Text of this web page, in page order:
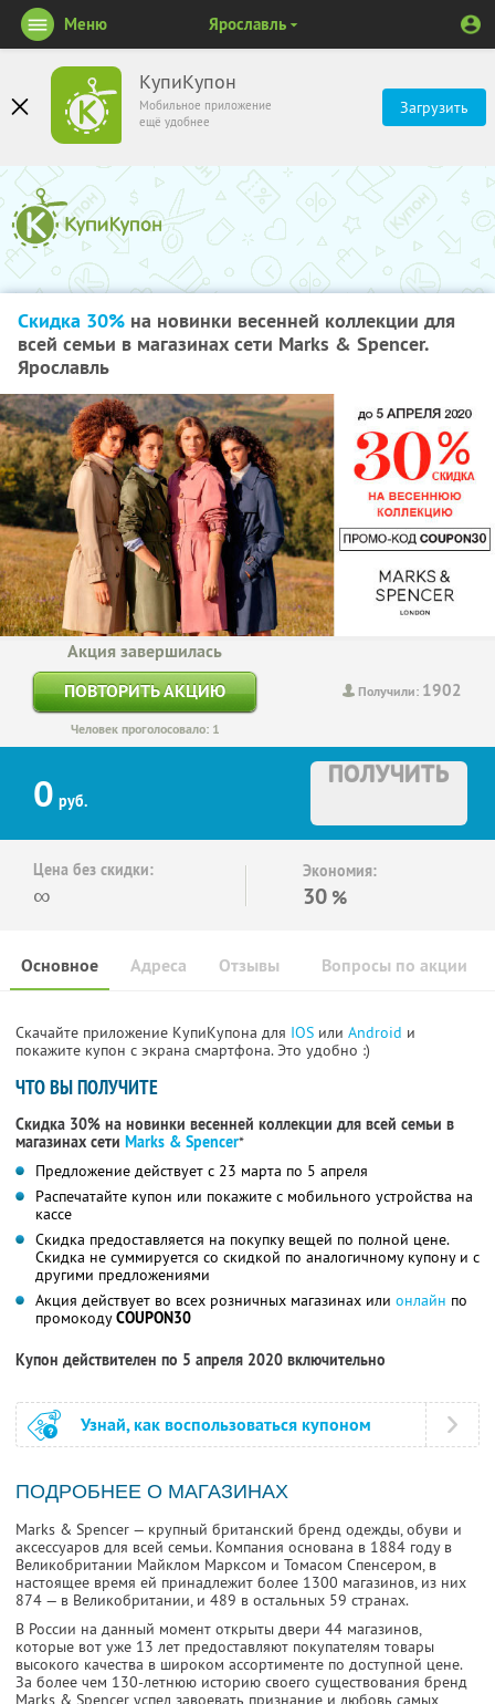
КупиКупон
Мобильное приложение
ещё удобнее
Загрузить
Меню Ярославль
Скидка 30% на новинки весенней коллекции для
всей семьи в магазинах сети Marks & Spencer.
Ярославль
Получили: 1902
Акция завершилась
ПОВТОРИТЬ АКЦИЮ
Человек проголосовало: 1
0 руб.
ПОЛУЧИТЬ
Цена без скидки:
∞
Экономия:
30 %
Основное Отзывы Вопросы по акции
Адреса
Скачайте приложение КупиКупона для IOS или Android и
покажите купон с экрана смартфона. Это удобно :)
ЧТО ВЫ ПОЛУЧИТЕ
Скидка 30% на новинки весенней коллекции для всей семьи в
магазинах сети Marks & Spencer*
Предложение действует с 23 марта по 5 апреля
Распечатайте купон или покажите с мобильного устройства на
кассе
Скидка предоставляется на покупку вещей по полной цене.
Скидка не суммируется со скидкой по аналогичному купону и с
другими предложениями
Акция действует во всех розничных магазинах или онлайн по
промокодуCOUPON30
Купон действителен по 5 апреля 2020 включительно
Узнай, как воспользоваться купоном
ПОДРОБНЕЕ О МАГАЗИНАХ
Marks & Spencer — крупный британский бренд одежды, обуви и
аксессуаров для всей семьи. Компания основана в 1884 году в
Великобритании Майклом Марксом и Томасом Спенсером, в
настоящее время ей принадлежит более 1300 магазинов, из них
874 — в Великобритании, и 489 в остальных 59 странах.
В России на данный момент открыты двери 44 магазинов,
которые вот уже 13 лет предоставляют покупателям товары
высокого качества в широком ассортименте по доступной цене.
За более чем 130-летнюю историю своего существования бренд
Marks & Spencer успел завоевать признание и любовь самых